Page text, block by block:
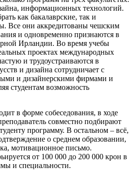
информационных технологий.
как бакалаврские, так и
Все они аккредитованы чешским
и одновременно признаются в
Ирландии. Во время учебы
проектах международных
и трудоустраиваются в
и дизайна сотрудничает с
и дизайнерскими фирмами и
студентам возможность
в форме собеседования, в ходе
совместно подбирают
программу. В остальном – всё,
о среднем образовании,
мотивационное письмо.
от 100 000 до 200 000 крон в
и специальности.